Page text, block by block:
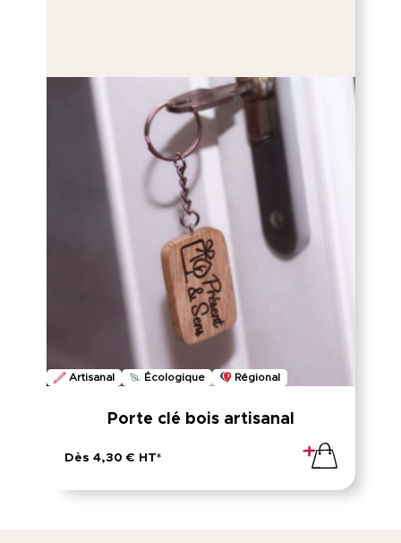
Artisanal Écologique Régional
Porte clé bois artisanal
Dès 4,30 € HT*